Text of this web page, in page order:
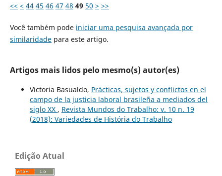
<< < 44 45 46 47 48 49 50 > >>
Você também pode iniciar uma pesquisa avançada por
similaridadepara este artigo.
Artigos mais lidos pelo mesmo(s) autor(es)
Victoria Basualdo, Prácticas, sujetos y conflictos en el
campo de la justicia laboral brasileña a mediados del
siglo XX , Revista Mundos do Trabalho: v. 10 n. 19
(2018): Variedades de História do Trabalho
Edição Atual